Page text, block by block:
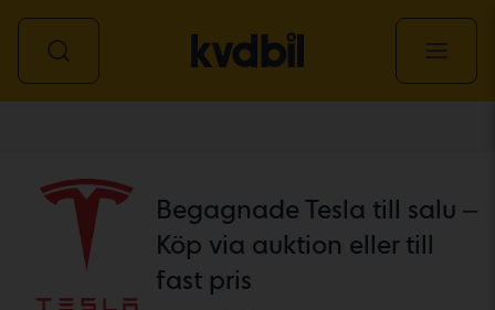
Begagnade Tesla till salu –
Köp via auktion eller till
fast pris